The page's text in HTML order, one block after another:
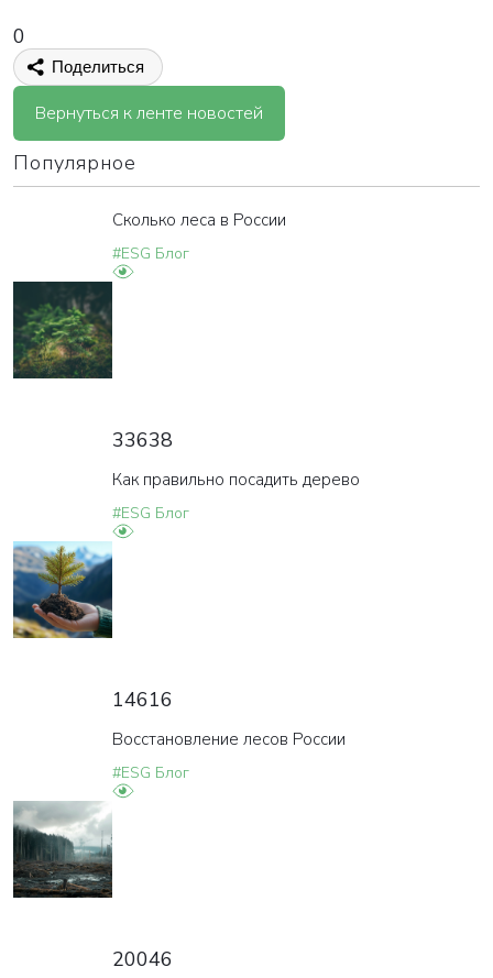
0
Поделиться
Вернуться к ленте новостей
Популярное
Сколько леса в России
#ESG Блог
33638
Как правильно посадить дерево
#ESG Блог
14616
Восстановление лесов России
#ESG Блог
20046